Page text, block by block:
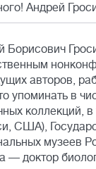
Андрей
Борисович
авторов,
упоминать в
коллекций,
США),
музеев
— доктор